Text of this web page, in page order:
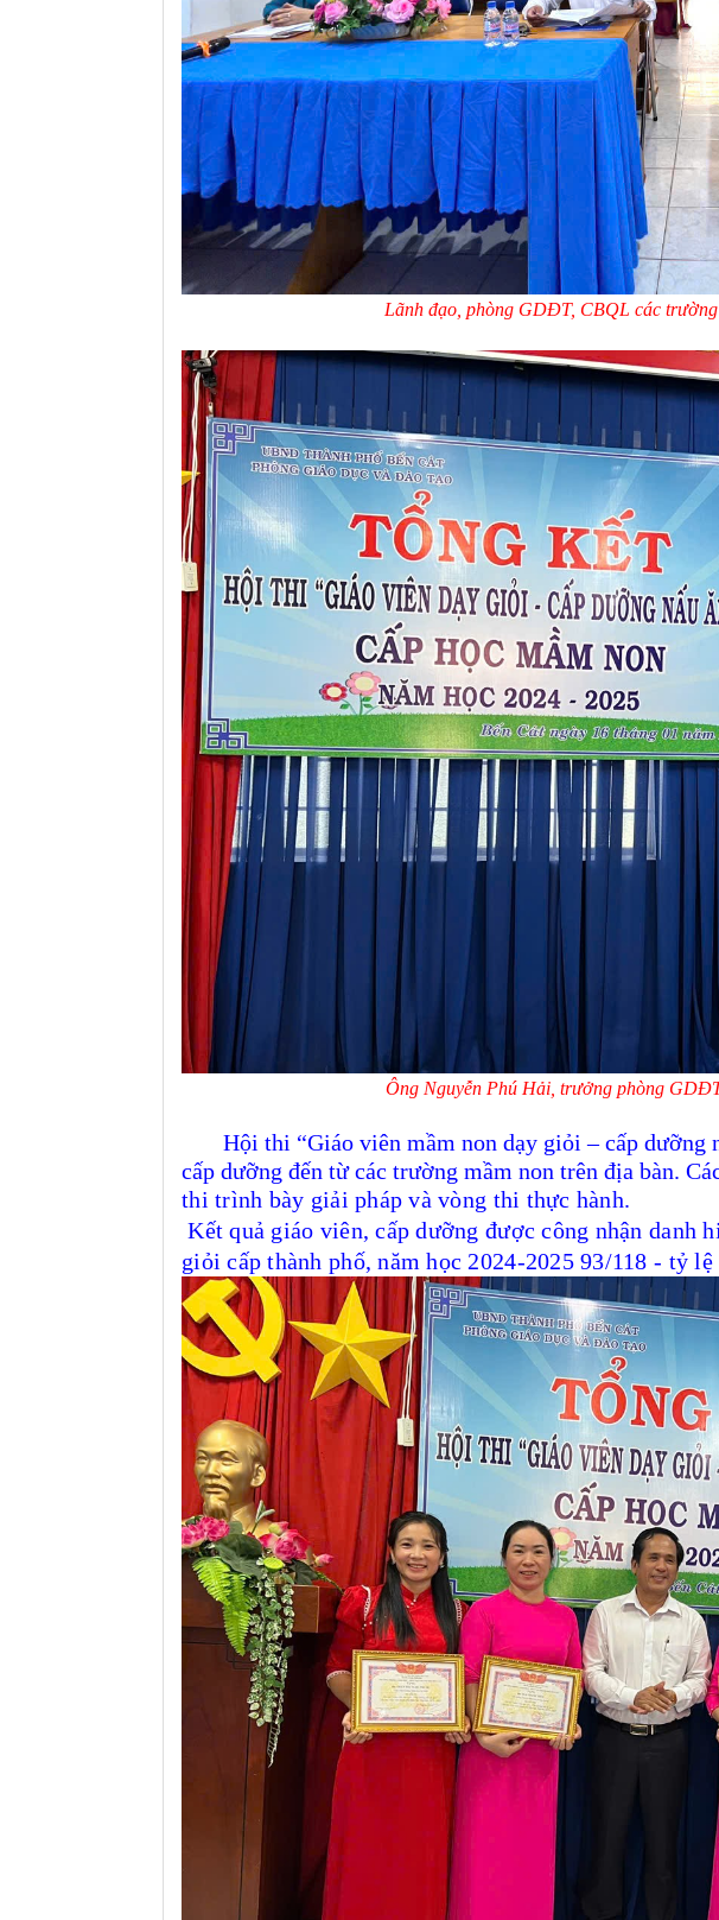
Lãnh đạo, phòng GDĐT, CBQL các
Ông Nguyễn Phú Hải, trưởng phòng
Hội thi “Giáo viên mầm non dạy giỏi – cấp dưỡng
cấp dưỡng đến từcác trường mầm non trên địa bàn.
thi trình bày giải pháp và vòng thi thực hành.
Kết quả giáo viên, cấp dưỡng được công nhận danh
giỏi cấp thành phố, năm học 2024-2025 93/118 - tỷ lệ